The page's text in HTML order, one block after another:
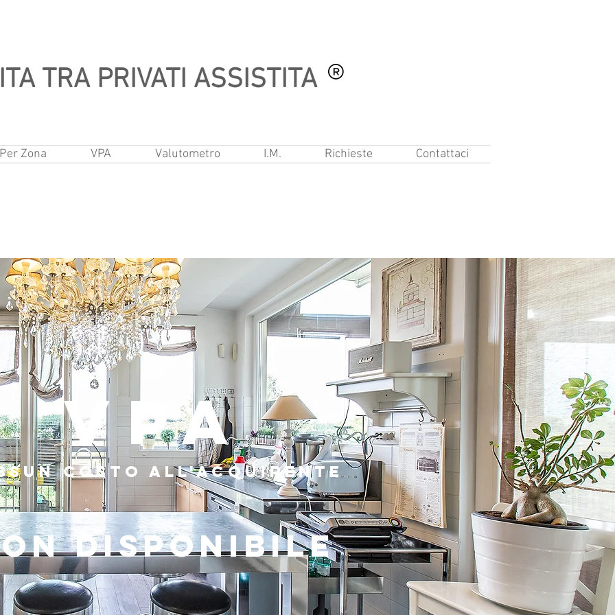
TRA PRIVATI ASSISTITA
Per Zona VPA Valutometro I.M. Richieste Contattaci
VPA
costo all'acquirente
DISPONIBILE